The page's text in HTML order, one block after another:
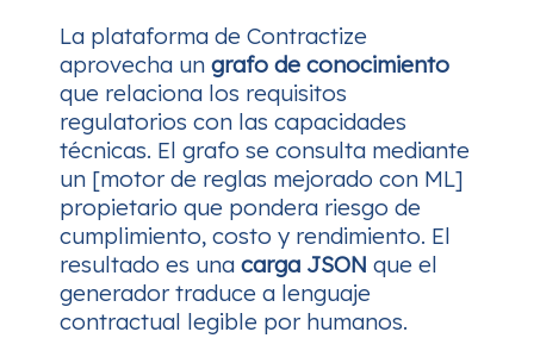
La plataforma de Contractize
aprovecha un grafo de conocimiento
que relaciona los requisitos
regulatorios con las capacidades
técnicas. El grafo se consulta mediante
un [motor de reglas mejorado con ML]
propietario que pondera riesgo de
cumplimiento, costo y rendimiento. El
resultado es una carga JSON que el
generador traduce a lenguaje
contractual legible por humanos.